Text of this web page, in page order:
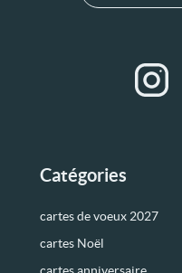
Catégories
cartes de voeux 2027
cartes Noël
cartes anniversaire